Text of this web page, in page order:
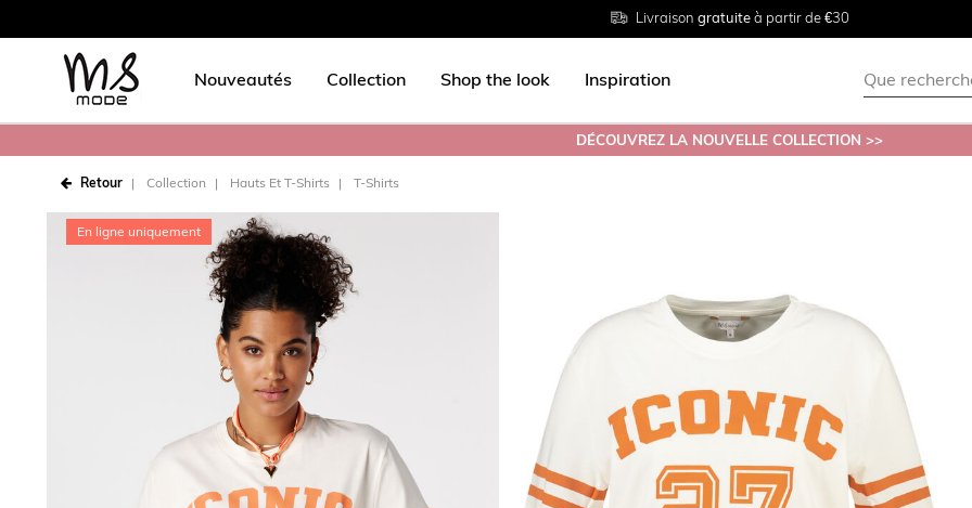
Livraison gratuiteà partir de €30
Tailles du38 au 54
Retourgratuit en magasin
Nouveautés Collection Shop the look Inspiration
DÉCOUVREZ LA NOUVELLE COLLECTION >>
Retour Collection Hauts Et T-Shirts T-Shirts
En ligne uniquement